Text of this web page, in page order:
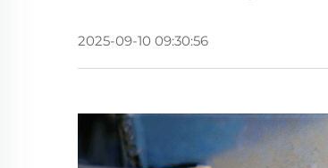
2025-09-10 09:30:56